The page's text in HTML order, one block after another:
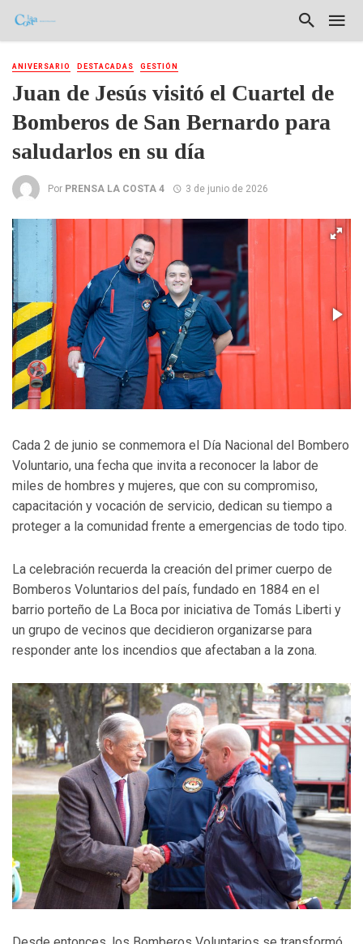
ANIVERSARIO DESTACADAS GESTIÓN
Juan de Jesús visitó el Cuartel de
Bomberos de San Bernardo para
saludarlos en su día
Por PRENSA LA COSTA 4 3 de junio de 2026
Cada 2 de junio se conmemora el Día Nacional del Bombero
Voluntario, una fecha que invita a reconocer la labor de
miles de hombres y mujeres, que con su compromiso,
capacitación y vocación de servicio, dedican su tiempo a
proteger a la comunidad frente a emergencias de todo tipo.
La celebración recuerda la creación del primer cuerpo de
Bomberos Voluntarios del país, fundado en 1884 en el
barrio porteño de La Boca por iniciativa de Tomás Liberti y
un grupo de vecinos que decidieron organizarse para
responder ante los incendios que afectaban a la zona.